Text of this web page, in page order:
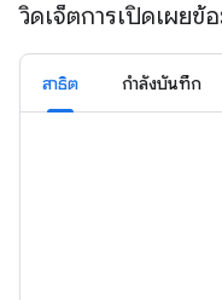
วิดเจ็ตการเปิดเผยข้
สาธิต กำลังบันทึก